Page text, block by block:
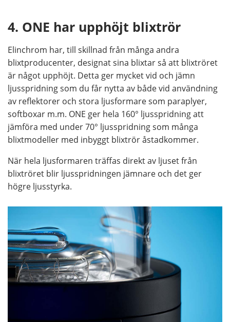
4. ONE har upphöjt blixtrör
Elinchrom har, till skillnad från många andra
blixtproducenter, designat sina blixtar så att blixtröret
är något upphöjt. Detta ger mycket vid och jämn
ljusspridning som du får nytta av både vid användning
av reflektorer och stora ljusformare som paraplyer,
softboxar m.m. ONE ger hela 160° ljusspridning att
jämföra med under 70° ljusspridning som många
blixtmodeller med inbyggt blixtrör åstadkommer.
När hela ljusformaren träffas direkt av ljuset från
blixtröret blir ljusspridningen jämnare och det ger
högre ljusstyrka.